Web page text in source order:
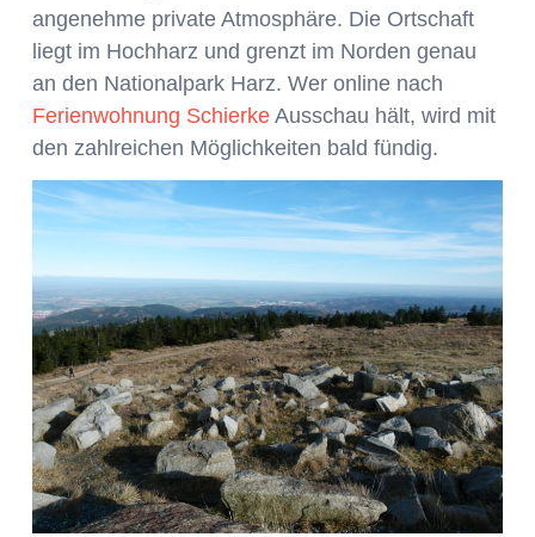
angenehme private Atmosphäre. Die Ortschaft
liegt im Hochharz und grenzt im Norden genau
an den Nationalpark Harz. Wer online nach
Ferienwohnung Schierke Ausschau hält, wird mit
den zahlreichen Möglichkeiten bald fündig.